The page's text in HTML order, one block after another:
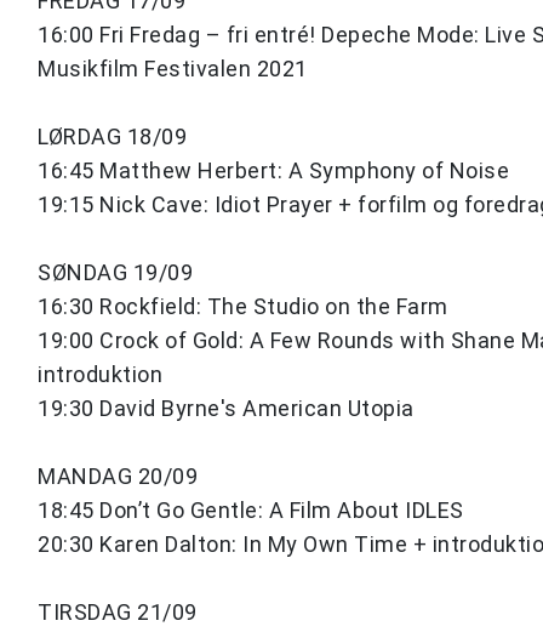
16:00 Fri Fredag – fri entré! Depeche Mode: Live
Musikfilm Festivalen 2021
LØRDAG 18/09
16:45 Matthew Herbert: A Symphony of Noise
19:15 Nick Cave: Idiot Prayer + forfilm og
SØNDAG 19/09
16:30 Rockfield: The Studio on the Farm
19:00 Crock of Gold: A Few Rounds with Shane
introduktion
19:30 David Byrne's American Utopia
MANDAG 20/09
18:45 Don’t Go Gentle: A Film About IDLES
20:30 Karen Dalton: In My Own Time +
TIRSDAG 21/09